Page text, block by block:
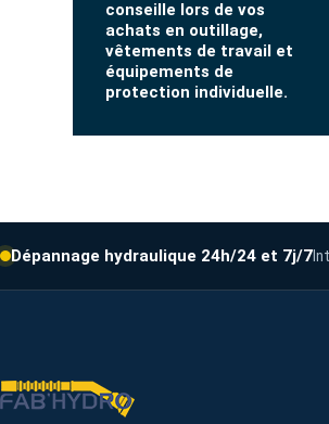
conseille lors de vos
achats en outillage,
vêtements de travail et
équipements de
protection individuelle.
Dépannage hydraulique 24h/24 et 7j/7